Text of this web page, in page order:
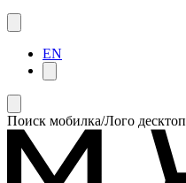
EN
Поиск мобилка/Лого десктоп